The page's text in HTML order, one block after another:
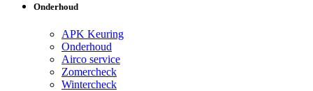
Onderhoud
APK Keuring
Onderhoud
Airco service
Zomercheck
Wintercheck